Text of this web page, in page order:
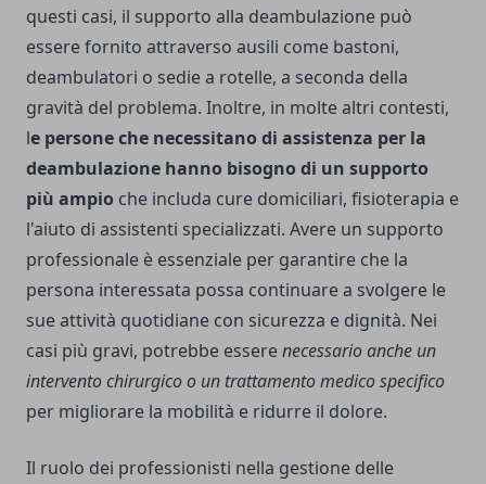
questi casi, il supporto alla deambulazione può
essere fornito attraverso ausili come bastoni,
deambulatori o sedie a rotelle, a seconda della
gravità del problema. Inoltre, in molte altri contesti,
le persone che necessitano di assistenza per la
deambulazione hanno bisogno di un supporto
più ampio che includa cure domiciliari, fisioterapia e
l'aiuto di assistenti specializzati. Avere un supporto
professionale è essenziale per garantire che la
persona interessata possa continuare a svolgere le
sue attività quotidiane con sicurezza e dignità. Nei
casi più gravi, potrebbe esserenecessario anche un
intervento chirurgico o un trattamento medico specifico
per migliorare la mobilità e ridurre il dolore.
Il ruolo dei professionisti nella gestione delle